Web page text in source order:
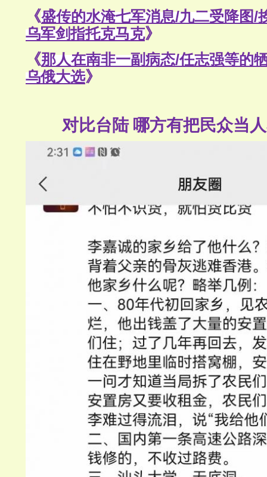
《盛传的水淹七军消息/九二受降图/
乌军剑指托克马克》
《那人在南非一副病态/任志强等的
乌俄大选》
对比台陆 哪方有把民众当